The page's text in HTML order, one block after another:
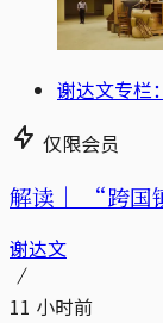
谢达文专栏
仅限会员
解读｜ “跨国
谢达文
11 小时前